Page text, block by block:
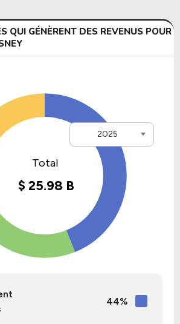
QUI GÉNÈRENT DES REVENUS POUR
2025
44%